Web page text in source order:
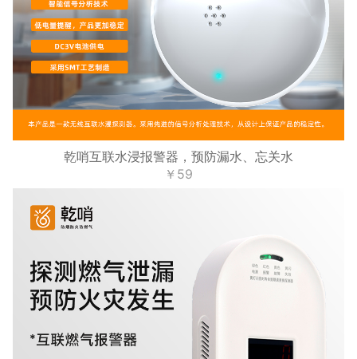
乾哨互联水浸报警器，预防漏水、忘关水
￥59